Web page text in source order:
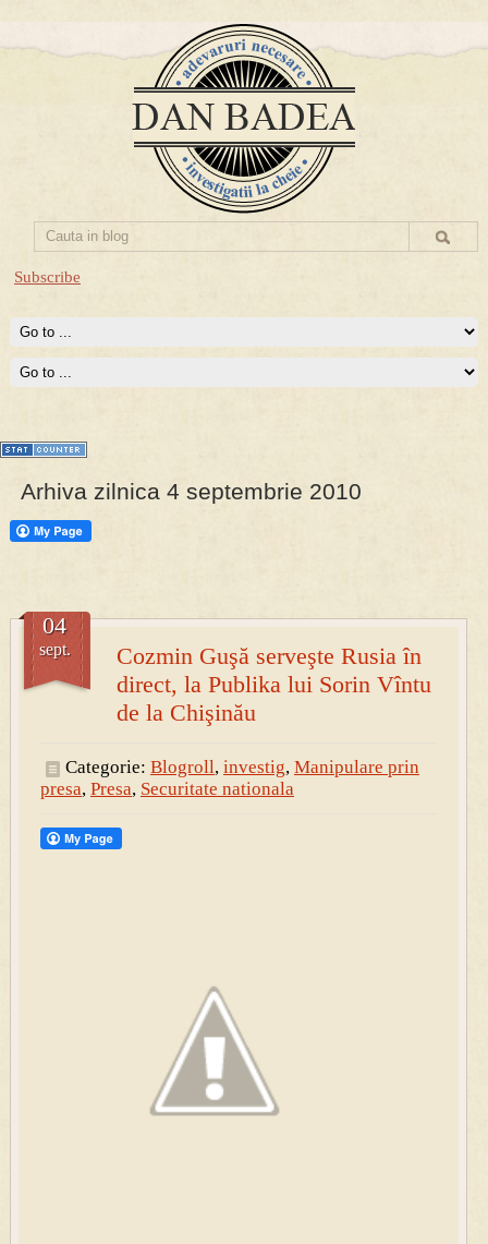
Subscribe
PRESA
Prima mea carte publicata (Nemira)
Averea Presedintelui: prima lucrare despre controversatele
conturi secrete ale Securitatii.
Arhiva zilnica 4 septembrie 2010
Cozmin Guşă serveşte Rusia în
direct, la Publika lui Sorin Vîntu
de la Chişinău
04
sept.
Categorie: Blogroll, investig, Manipulare prin
presa, Presa, Securitate nationala